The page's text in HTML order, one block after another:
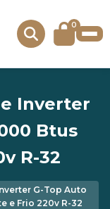
0
Inverter
Btus
R-32
G-Top Auto
e Frio 220v R-32